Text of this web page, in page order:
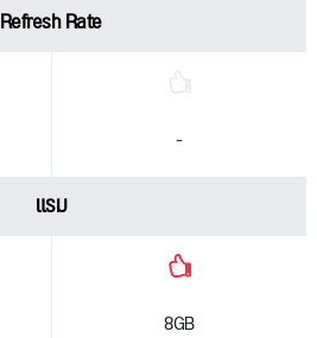
Refresh Rate
-
แรม
8GB